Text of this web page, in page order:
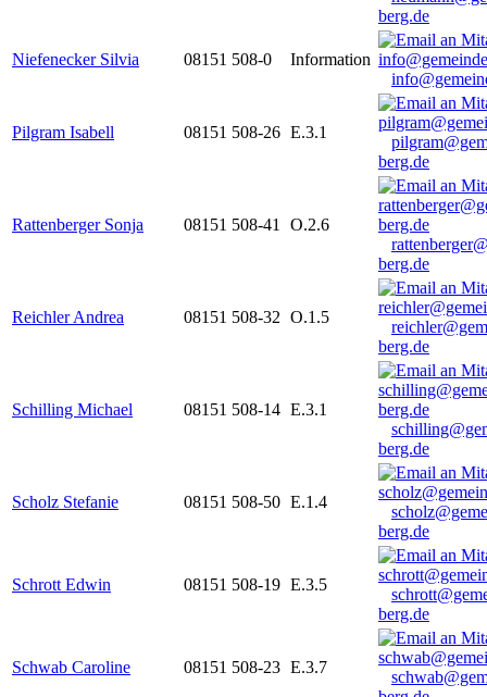
berg.de
Niefenecker Silvia 08151 508-0
Information
Pilgram Isabell 08151 508-26 E.3.1
berg.de
Rattenberger Sonja 08151 508-41
O.2.6
berg.de
Reichler Andrea 08151 508-32 O.1.5
berg.de
Schilling Michael 08151 508-14 E.3.1
berg.de
Scholz Stefanie 08151 508-50 E.1.4
berg.de
Schrott Edwin 08151 508-19 E.3.5
berg.de
Schwab Caroline 08151 508-23 E.3.7